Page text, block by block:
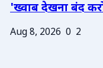
'ख्वाब देखना बंद
Aug 8, 2026 0 2